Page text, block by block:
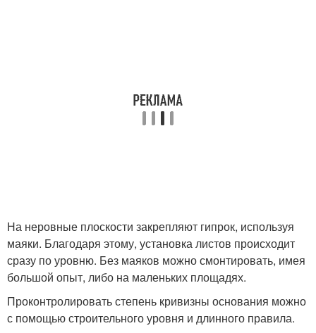
На неровные плоскости закрепляют гипрок, используя
маяки. Благодаря этому, установка листов происходит
сразу по уровню. Без маяков можно смонтировать, имея
большой опыт, либо на маленьких площадях.
Проконтролировать степень кривизны основания можно
с помощью строительного уровня и длинного правила.